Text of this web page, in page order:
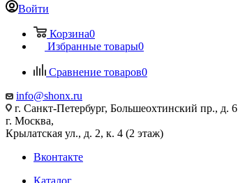
Войти
Корзина0
Избранные товары0
Сравнение товаров0
info@shonx.ru
г. Санкт-Петербург, Большеохтинский пр., д. 6
г. Москва,
Крылатская ул., д. 2, к. 4 (2 этаж)
Вконтакте
Каталог